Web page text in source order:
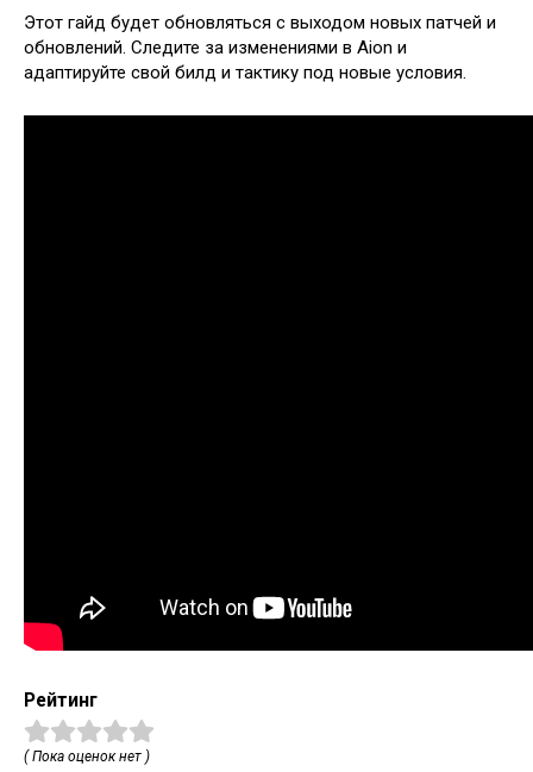
Этот гайд будет обновляться с выходом новых патчей и
обновлений. Следите за изменениями в Aion и
адаптируйте свой билд и тактику под новые условия.
Рейтинг
( Пока оценок нет )